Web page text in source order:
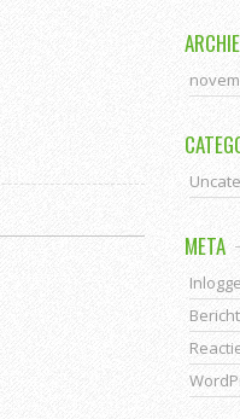
META